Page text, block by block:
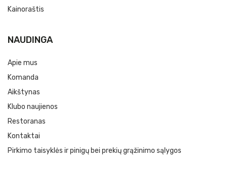
Kainoraštis
NAUDINGA
Apie mus
Komanda
Aikštynas
Klubo naujienos
Restoranas
Kontaktai
Pirkimo taisyklės ir pinigų bei prekių grąžinimo sąlygos